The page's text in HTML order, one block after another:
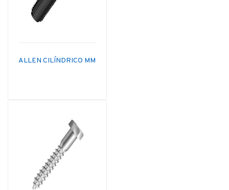
ALLEN CILÍNDRICO MM